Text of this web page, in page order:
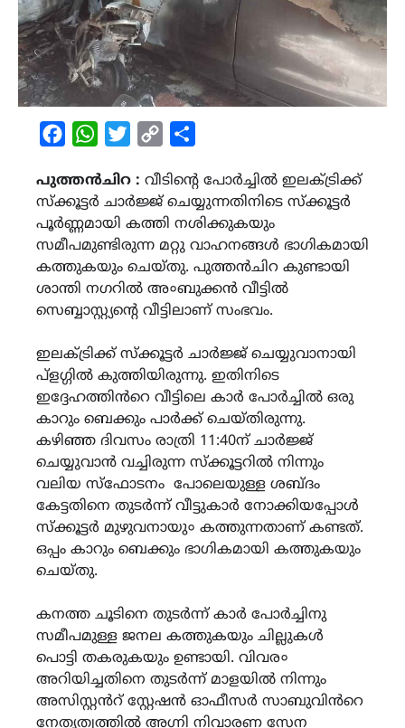
FacebookWhatsAppTwitterCopy
പുത്തൻചിറ : വീടിന്‍റെ പോർച്ചിൽ ഇലക്ട്രിക്ക്
സ്ക്കൂട്ടർ ചാർജ്ജ് ചെയ്യുന്നതിനിടെ സ്ക്കൂട്ടർ
പൂർണ്ണമായി കത്തി നശിക്കുകയും
സമീപമുണ്ടിരുന്ന മറ്റു വാഹനങ്ങൾ ഭാഗികമായി
കത്തുകയും ചെയ്തു. പുത്തൻചിറ കുണ്ടായി
ശാന്തി നഗറിൽ അ०ബുക്കൻ വീട്ടിൽ
സെബ്ബാസ്റ്റ്യന്‍റെ വീട്ടിലാണ് സംഭവം.
ഇലക്ട്രിക്ക് സ്ക്കൂട്ടർ ചാർജ്ജ് ചെയ്യുവാനായി
പ്ളഗ്ഗിൽ കുത്തിയിരുന്നു. ഇതിനിടെ
ഇദ്ദേഹത്തിൻറെ വീട്ടിലെ കാർ പോർച്ചിൽ ഒരു
കാറും ബെക്കും പാർക്ക് ചെയ്തിരുന്നു.
കഴിഞ്ഞ ദിവസം രാത്രി 11:40ന് ചാർജ്ജ്
ചെയ്യുവാൻ വച്ചിരുന്ന സ്ക്കൂട്ടറിൽ നിന്നും
വലിയ സ്ഫോടനം പോലെയുള്ള ശബ്ദം
കേട്ടതിനെ തുടർന്ന് വീട്ടുകാർ നോക്കിയപ്പോൾ
സ്ക്കൂട്ടർ മുഴുവനായു० കത്തുന്നതാണ് കണ്ടത്.
ഒപ്പം കാറും ബെക്കും ഭാഗികമായി കത്തുകയും
ചെയ്തു.
കനത്ത ചൂടിനെ തുടർന്ന് കാർ പോർച്ചിനു
സമീപമുള്ള ജനല കത്തുകയും ചില്ലുകൾ
പൊട്ടി തകരുകയും ഉണ്ടായി. വിവര०
അറിയിച്ചതിനെ തുടർന്ന് മാളയിൽ നിന്നും
അസിസ്റ്റൻറ് സ്റ്റേഷൻ ഓഫീസർ സാബുവിൻറെ
നേതൃത്വത്തിൽ അഗ്നി നിവാരണ സേന